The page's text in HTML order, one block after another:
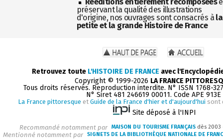
préservant la qualité des illustrations
d'origine, nos ouvrages sont consacrés à la
petite et la grande Histoire de France
Retrouvez toute L'HISTOIRE DE FRANCE avec
Copyright © 1999-2026 LA FRANCE
Tous droits réservés. Reproduction interdite. N° ISSN 1768-
N° Siret 481 246619 00011. Code APE 913E
La France pittoresque et Guide de la France d'hier et d'aujourd'hui sont
Site déposé à l'INPI
Recommandé notamment par MAISON DU TOURISME FRANÇAIS dès
Mentionné notamment par SIGNETS DE LA BIBLIOTHÈQUE NATIONALE DE